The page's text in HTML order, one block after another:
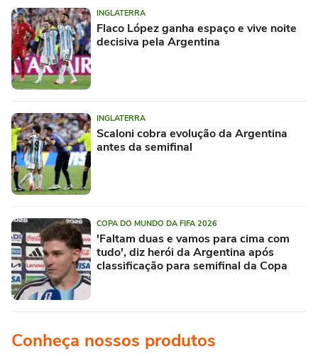
INGLATERRA
Flaco López ganha espaço e vive noite
decisiva pela Argentina
INGLATERRA
Scaloni cobra evolução da Argentina
antes da semifinal
COPA DO MUNDO DA FIFA 2026
'Faltam duas e vamos para cima com
tudo', diz herói da Argentina após
classificação para semifinal da Copa
Conheça nossos produtos